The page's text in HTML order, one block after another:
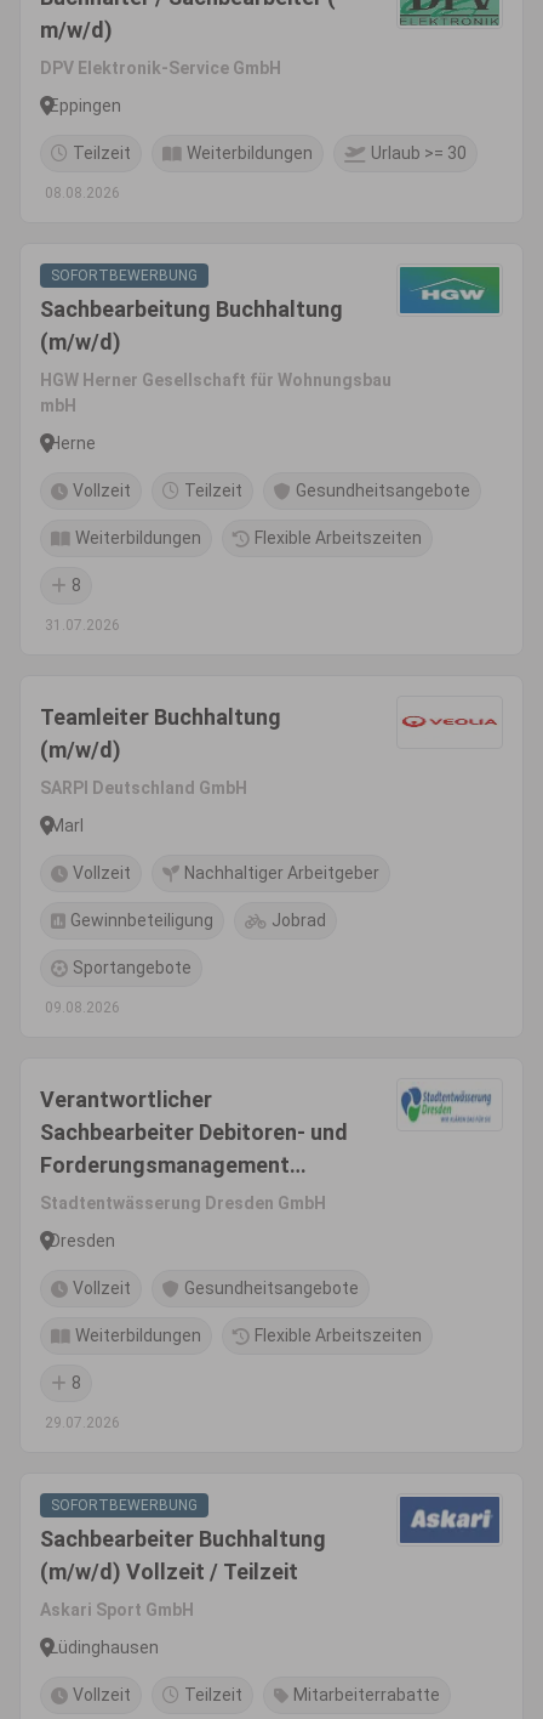
m/w/d)
DPV Elektronik-Service GmbH
Eppingen
Teilzeit Weiterbildungen Urlaub >= 30
08.08.2026
SOFORTBEWERBUNG
Sachbearbeitung Buchhaltung
(m/w/d)
HGW Herner Gesellschaft für Wohnungsbau
mbH
Herne
Vollzeit Teilzeit Gesundheitsangebote
Weiterbildungen Flexible Arbeitszeiten
8
31.07.2026
Teamleiter Buchhaltung
(m/w/d)
SARPI Deutschland GmbH
Marl
Vollzeit Nachhaltiger Arbeitgeber
Gewinnbeteiligung Jobrad
Sportangebote
09.08.2026
Verantwortlicher
Sachbearbeiter Debitoren- und
Forderungsmanagement
(m/w/d)
Stadtentwässerung Dresden GmbH
Dresden
Vollzeit Gesundheitsangebote
Weiterbildungen Flexible Arbeitszeiten
8
29.07.2026
SOFORTBEWERBUNG
Sachbearbeiter Buchhaltung
(m/w/d) Vollzeit / Teilzeit
Askari Sport GmbH
Lüdinghausen
Vollzeit Teilzeit Mitarbeiterrabatte